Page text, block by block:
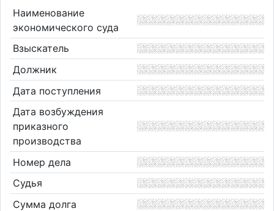
Наименование
экономического суда
Взыскатель
Должник
Дата поступления
Дата возбуждения
приказного
производства
Номер дела
Судья
Сумма долга